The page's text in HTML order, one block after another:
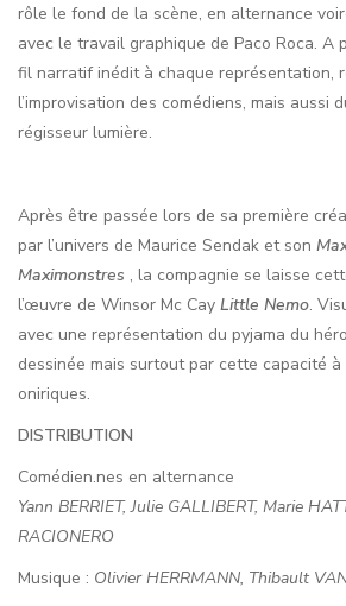
rôle le fond de la scène, en alternance
avec le travail graphique de Paco Roca. A
fil narratif inédit à chaque représentation,
l’improvisation des comédiens, mais aussi
régisseur lumière.
Après être passée lors de sa première
par l’univers de Maurice Sendak et son
Maximonstres , la compagnie se laisse
l’œuvre de Winsor Mc Cay Little Nemo.
avec une représentation du pyjama du
dessinée mais surtout par cette capacité
oniriques.
DISTRIBUTION
Comédien.nes en alternance
Yann BERRIET, Julie GALLIBERT, Marie
RACIONERO
Musique : Olivier HERRMANN, Thibault